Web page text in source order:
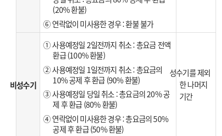
(20% 환불)
⑥ 연락없이 미사용한 경우 : 환불 불가
비성수기
① 사용예정일 2일전까지 취소 : 총요금 전액
환급 (100% 환불)
② 사용예정일 1일전까지 취소 : 총요금의
10% 공제 후 환급 (90% 환불)
③ 사용예정일 당일 취소 : 총요금의 20% 공
제 후 환급 (80% 환불)
④ 연락없이 미사용한 경우 : 총요금의 50%
공제 후 환급 (50% 환불)
성수기를 제외
한 나머지
기간